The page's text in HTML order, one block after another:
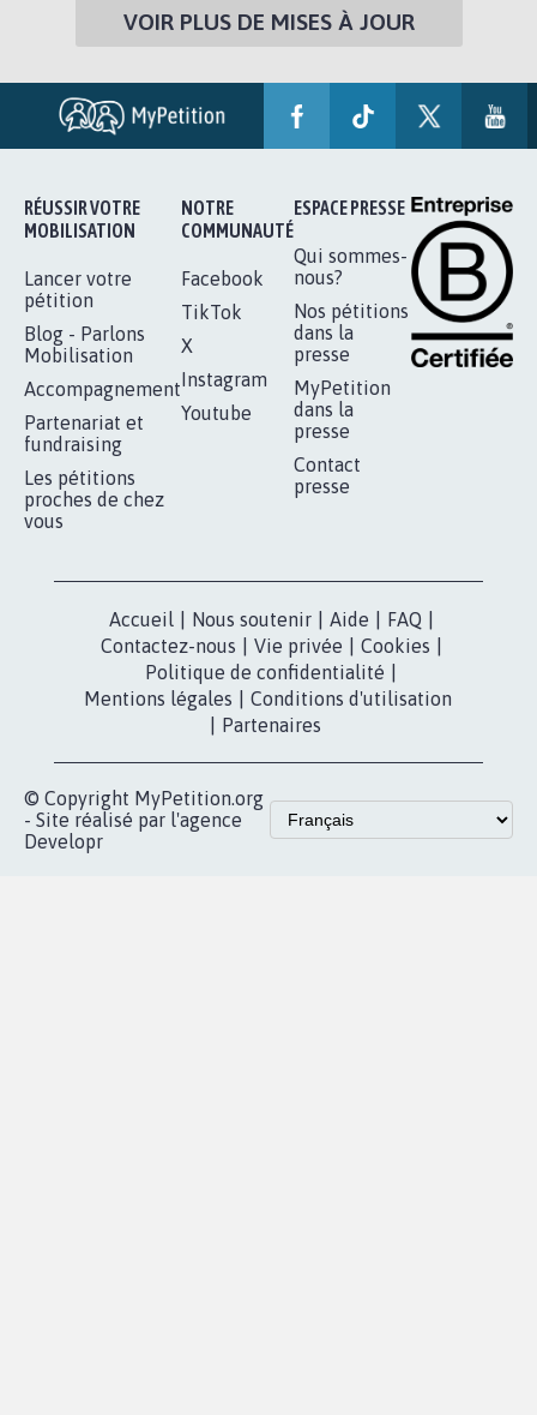
VOIR PLUS DE MISES À JOUR
RÉUSSIR VOTRE
MOBILISATION
Lancer votre
pétition
Blog - Parlons
Mobilisation
Accompagnement
Partenariat et
fundraising
Les pétitions
proches de chez
vous
NOTRE
COMMUNAUTÉ
Facebook
TikTok
X
Instagram
Youtube
ESPACE PRESSE
Qui sommes-
nous?
Nos pétitions
dans la
presse
MyPetition
dans la
presse
Contact
presse
Accueil Nous soutenir Aide FAQ
Contactez-nous
Vie privée Cookies
Politique de confidentialité
Mentions légales
Conditions d'utilisation
Partenaires
© Copyright MyPetition.org
- Site réalisé par l'agence
Developr